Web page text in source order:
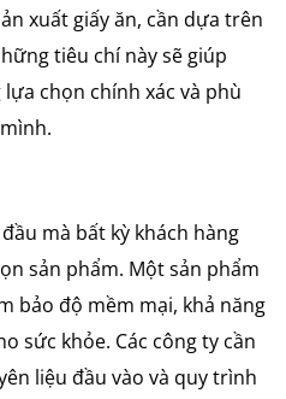
xuất giấy ăn, cần dựa trên
tiêu chí này sẽ giúp
chọn chính xác và phù
mà bất kỳ khách hàng
sản phẩm. Một sản phẩm
bảo độ mềm mại, khả năng
sức khỏe. Các công ty cần
liệu đầu vào và quy trình